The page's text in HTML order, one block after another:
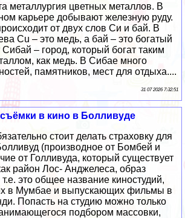
металлургия цветных металлов. В
карьере добывают железную руду.
от двух слов Си и бай. В
Сu – это медь, а бай – это богатый
Сибай – город, который богат таким
как медь. В Сибае много
памятников, мест для отдыха....
31 07 2026 7:32:51
в кино в Болливуде
стоит делать страховку для
(производное от Бомбей и
от Голливуда, который существует
район Лос- Анджелеса, образ
это общее название киностудий,
в Мумбае и выпускающих фильмы в
Попасть на студию можно только
подбором массовки,